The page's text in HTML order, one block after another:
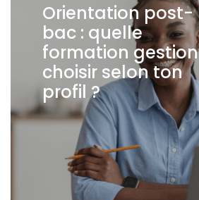
Orientation post-
bac : quelle
formation gestion
choisir selon ton
profil ?